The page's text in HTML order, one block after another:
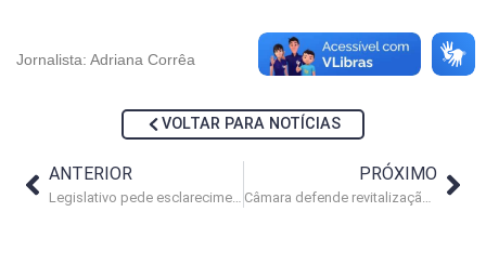
Jornalista: Adriana Corrêa
VOLTAR PARA NOTÍCIAS
ANTERIOR
Legislativo pede esclarecimentos sobre acidente no Hospital da Criança
PRÓXIMO
Câmara defende revitalização do Parque da Cidade